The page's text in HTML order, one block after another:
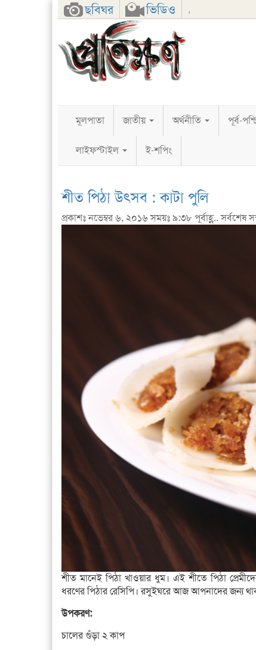
ছবিঘর ভিডিও ,
FacebookTwitterGoogle+
মূলপাতা জাতীয় অর্থনীতি পূর্ব-
লাইফস্টাইল ই-শপিং
শীত পিঠা উৎসব : কাটা পুলি
প্রকাশঃ নভেম্বর ৬, ২০১৬ সময়ঃ ৯:৩৮ পূর্বাহ্ণ.. সর্বশেষ
শীত মানেই পিঠা খাওয়ার ধুম। এই শীতে পিঠা
ধরণের পিঠার রেসিপি। রসুইঘরে আজ আপনাদের জন্য
উপকরণ:
চালের গুঁড়া ২ কাপ